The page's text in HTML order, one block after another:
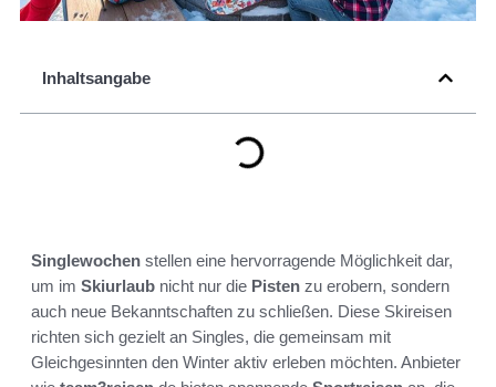
Inhaltsangabe
Singlewochen stellen eine hervorragende Möglichkeit dar,
um im Skiurlaub nicht nur die Pisten zu erobern, sondern
auch neue Bekanntschaften zu schließen. Diese Skireisen
richten sich gezielt an Singles, die gemeinsam mit
Gleichgesinnten den Winter aktiv erleben möchten. Anbieter